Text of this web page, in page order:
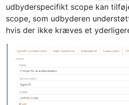
udbyderspecifikt scope kan
scope, som udbyderen
hvis der ikke kræves et